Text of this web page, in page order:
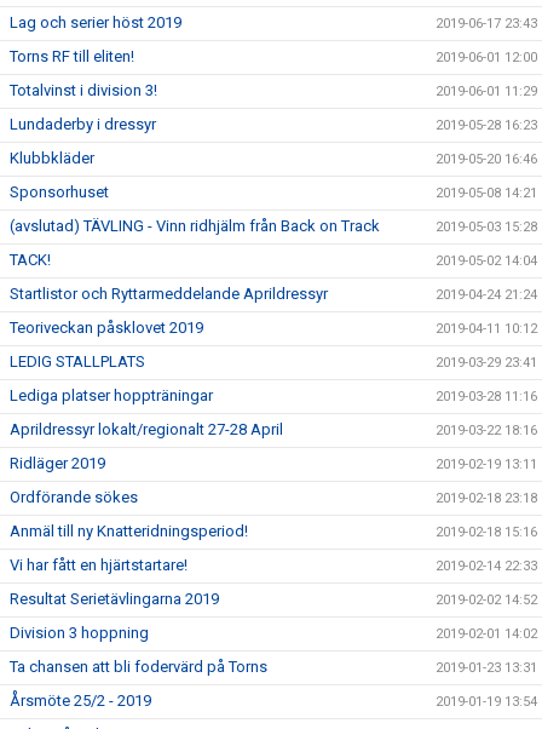
Lag och serier höst 2019 2019-06-17 23:43
Torns RF till eliten! 2019-06-01 12:00
Totalvinst i division 3! 2019-06-01 11:29
Lundaderby i dressyr 2019-05-28 16:23
Klubbkläder 2019-05-20 16:46
Sponsorhuset 2019-05-08 14:21
(avslutad) TÄVLING - Vinn ridhjälm från Back on Track 2019-05-03 15:28
TACK! 2019-05-02 14:04
Startlistor och Ryttarmeddelande Aprildressyr 2019-04-24 21:24
Teoriveckan påsklovet 2019 2019-04-11 10:12
LEDIG STALLPLATS 2019-03-29 23:41
Lediga platser hoppträningar 2019-03-28 11:16
Aprildressyr lokalt/regionalt 27-28 April 2019-03-22 18:16
Ridläger 2019 2019-02-19 13:11
Ordförande sökes 2019-02-18 23:18
Anmäl till ny Knatteridningsperiod! 2019-02-18 15:16
Vi har fått en hjärtstartare! 2019-02-14 22:33
Resultat Serietävlingarna 2019 2019-02-02 14:52
Division 3 hoppning 2019-02-01 14:02
Ta chansen att bli fodervärd på Torns 2019-01-23 13:31
Årsmöte 25/2 - 2019 2019-01-19 13:54